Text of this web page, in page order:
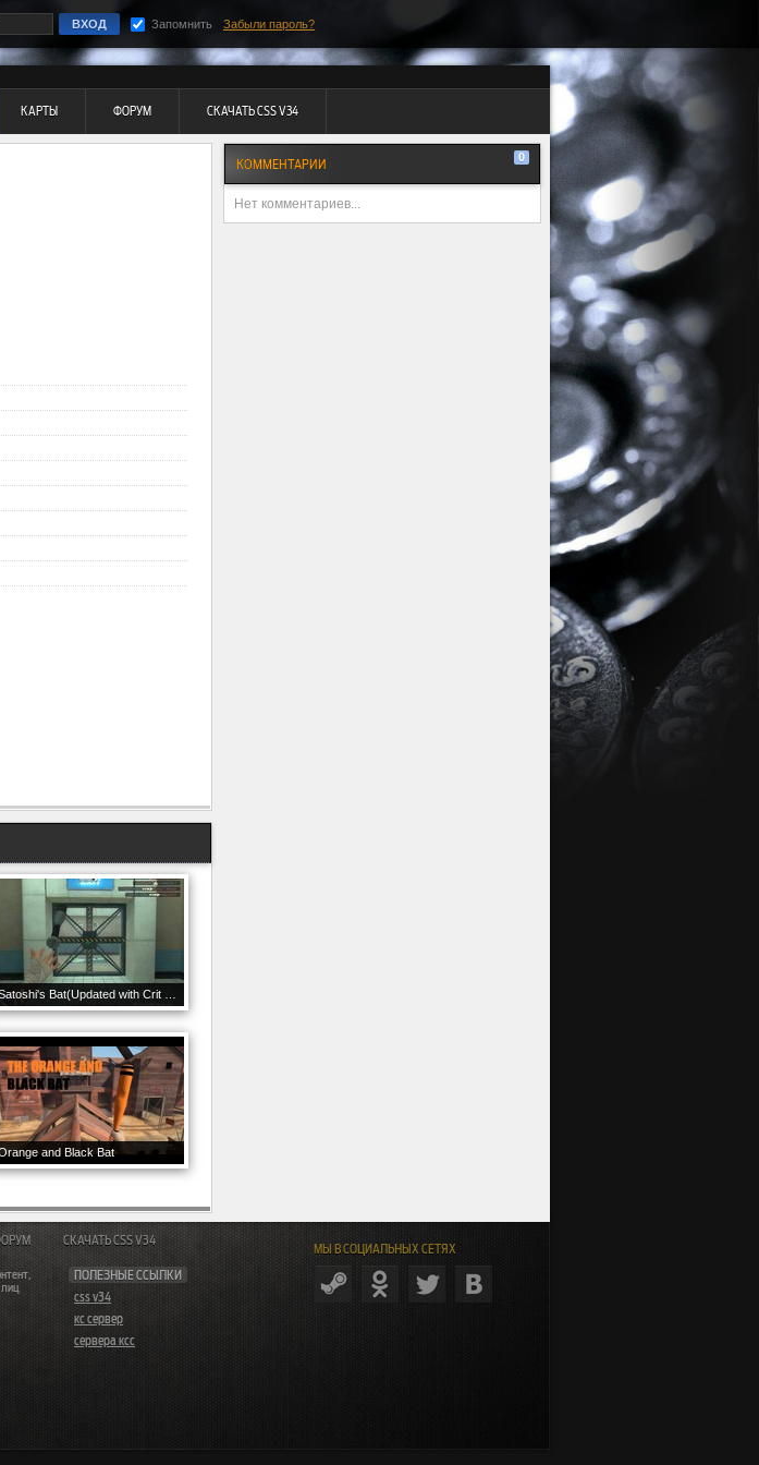
Запомнить Забыли пароль?
КАРТЫ ФОРУМ СКАЧАТЬ CSS V34
and Black Bat
КОММЕНТАРИИ 0
Нет комментариев...
МЫ В СОЦИАЛЬНЫХ СЕТЯХ
ПОЛЕЗНЫЕ ССЫЛКИ
css v34
кс сервер
сервера ксс
СКАЧАТЬ CSS V34